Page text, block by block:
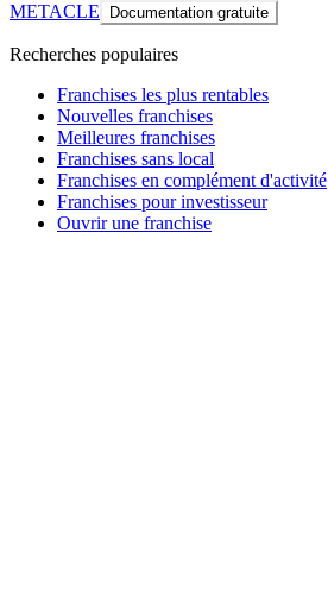
METACLE Documentation gratuite
Recherches populaires
Franchises les plus rentables
Nouvelles franchises
Meilleures franchises
Franchises sans local
Franchises en complément d'activité
Franchises pour investisseur
Ouvrir une franchise